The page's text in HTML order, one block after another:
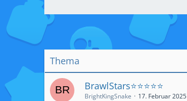
Thema
BrawlStars⭐⭐⭐⭐⭐
BrightKingSnake 17. Februar 2025